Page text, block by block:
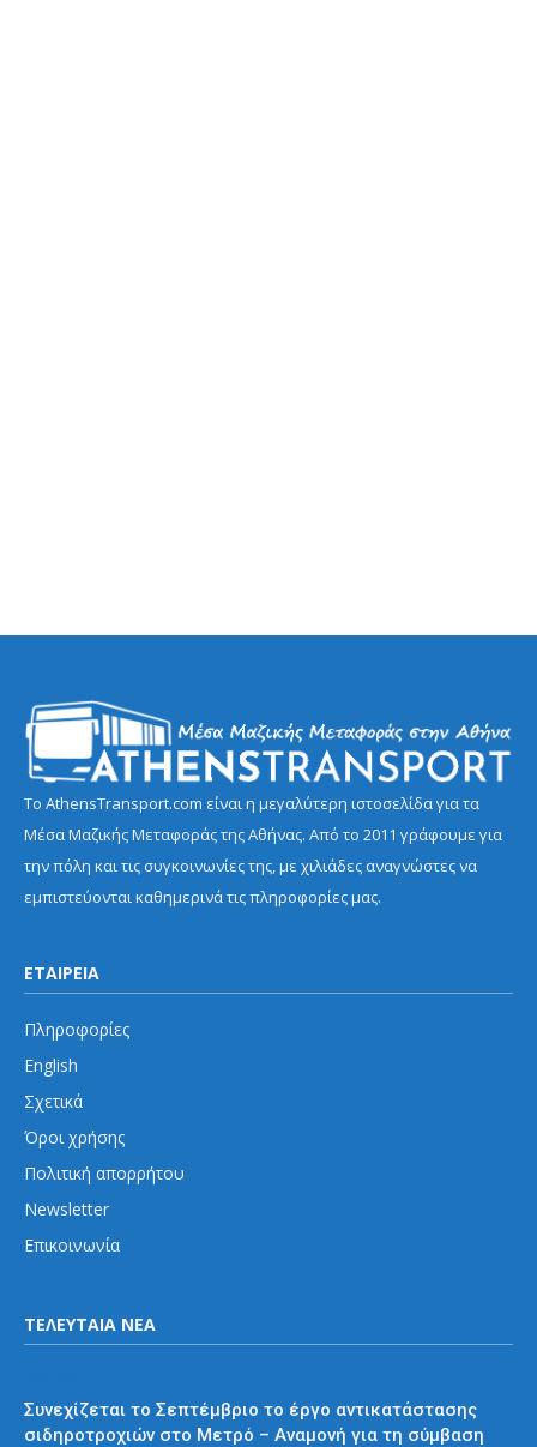
Το AthensTransport.com είναι η μεγαλύτερη ιστοσελίδα για τα
Μέσα Μαζικής Μεταφοράς της Αθήνας. Από το 2011 γράφουμε για
την πόλη και τις συγκοινωνίες της, με χιλιάδες αναγνώστες να
εμπιστεύονται καθημερινά τις πληροφορίες μας.
ΕΤΑΙΡΕΙΑ
Πληροφορίες
English
Σχετικά
Όροι χρήσης
Πολιτική απορρήτου
Newsletter
Επικοινωνία
ΤΕΛΕΥΤΑΙΑ ΝΕΑ
Συνεχίζεται το Σεπτέμβριο το έργο αντικατάστασης
σιδηροτροχιών στο Μετρό – Αναμονή για τη σύμβαση